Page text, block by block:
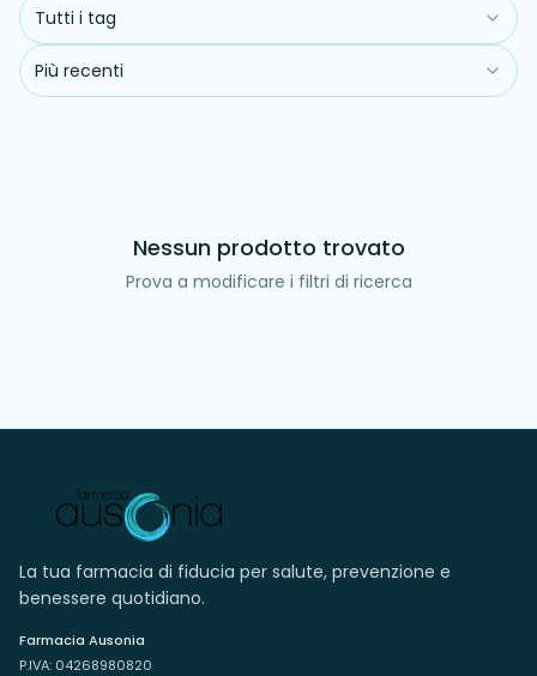
Tutti i tag
Più recenti
Nessun prodotto trovato
Prova a modificare i filtri di ricerca
La tua farmacia di fiducia per salute, prevenzione e
benessere quotidiano.
Farmacia Ausonia
P.IVA: 04268980820